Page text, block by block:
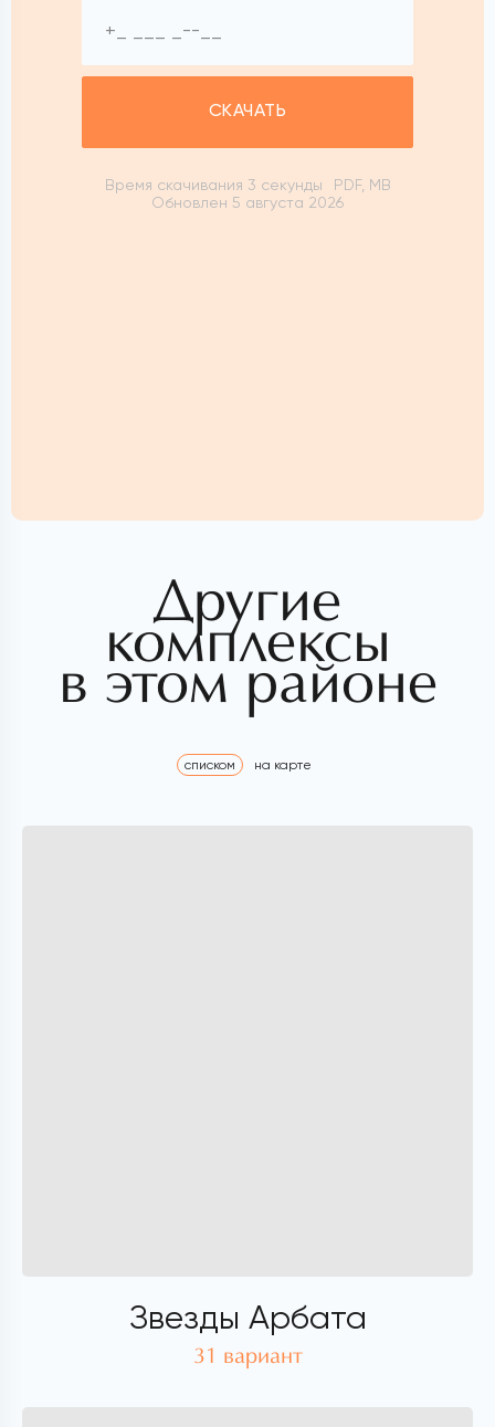
СКАЧАТЬ
Время скачивания 3 секунды
PDF, MB
Обновлен 5 августа 2026
Другие
комплексы
в этом районе
списком на карте
Звезды Арбата
31 вариант